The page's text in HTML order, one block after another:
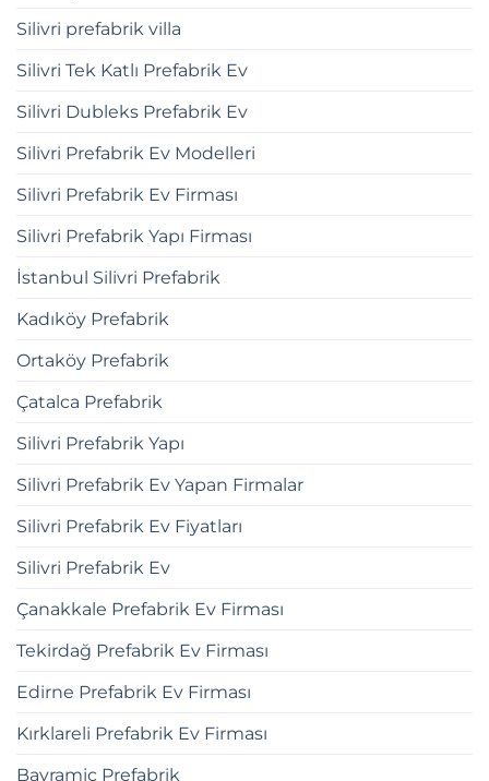
Silivri prefabrik villa
Silivri Tek Katlı Prefabrik Ev
Silivri Dubleks Prefabrik Ev
Silivri Prefabrik Ev Modelleri
Silivri Prefabrik Ev Firması
Silivri Prefabrik Yapı Firması
İstanbul Silivri Prefabrik
Kadıköy Prefabrik
Ortaköy Prefabrik
Çatalca Prefabrik
Silivri Prefabrik Yapı
Silivri Prefabrik Ev Yapan Firmalar
Silivri Prefabrik Ev Fiyatları
Silivri Prefabrik Ev
Çanakkale Prefabrik Ev Firması
Tekirdağ Prefabrik Ev Firması
Edirne Prefabrik Ev Firması
Kırklareli Prefabrik Ev Firması
Bayramiç Prefabrik